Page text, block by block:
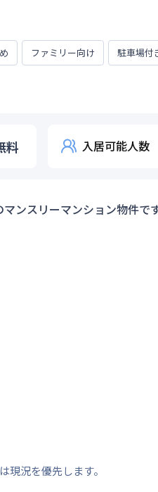
ファミリー向け 駐車場付
料 入居可能人数
マンスリーマンション物件で
況を優先します。